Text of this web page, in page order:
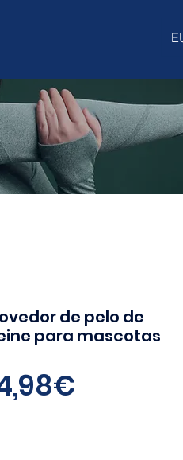
de pelo de
para mascotas